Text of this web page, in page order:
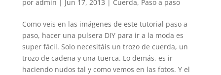
por admin | Jun 17, 2013 | Cuerda, Paso a paso
Como veis en las imágenes de este tutorial paso a
paso, hacer una pulsera DIY para ir a la moda es
super fácil. Solo necesitáis un trozo de cuerda, un
trozo de cadena y una tuerca. Lo demás, es ir
haciendo nudos tal y como vemos en las fotos. Y el